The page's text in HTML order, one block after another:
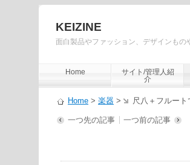
KEIZINE
面白製品やファッション、デザインもの
Home
サイト/管理人紹
介
Home > 楽器 > 尺八＋フルート
一つ先の記事 一つ前の記事